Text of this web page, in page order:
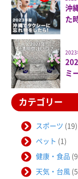
沖
た
2023
ミ
カテゴリー
スポーツ (19)
ペット (1)
健康・食品
天気・台風